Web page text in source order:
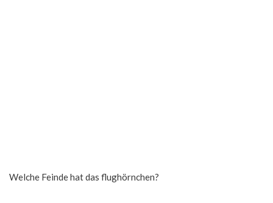
Welche Feinde hat das flughörnchen?